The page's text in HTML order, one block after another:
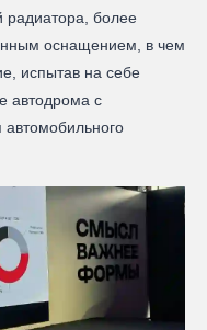
радиатора, более
оснащением, в чем
испытав на себе
автодрома с